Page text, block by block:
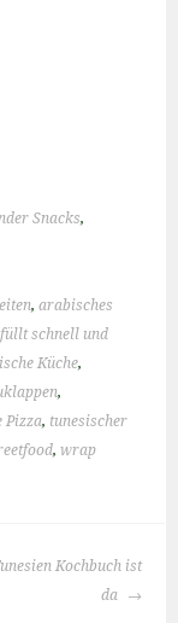
Snacks,
,arabisches
schnell und
Küche,
,
Pizza, tunesischer
,wrap
Kochbuch ist
da